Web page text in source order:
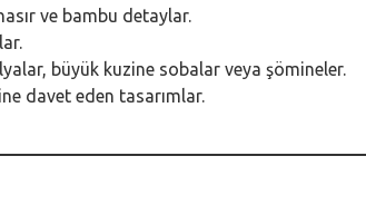
ve bambu detaylar.
büyük kuzine sobalar veya şömineler.
davet eden tasarımlar.